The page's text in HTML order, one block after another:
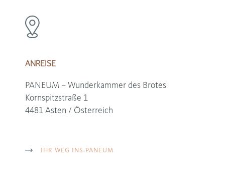
ANREISE
PANEUM – Wunderkammer des Brotes
Kornspitzstraße 1
4481 Asten / Österreich
IHR WEG INS PANEUM